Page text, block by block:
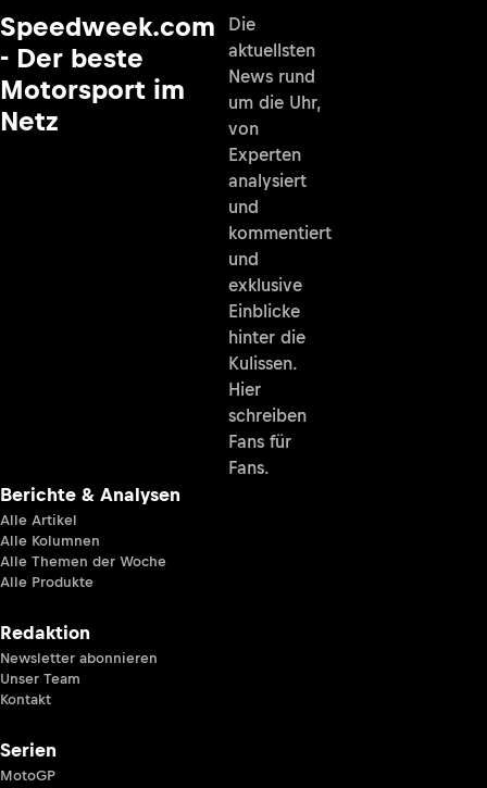
Speedweek.com
- Der beste
Motorsport im
Netz
Die
aktuellsten
News rund
um die Uhr,
von
Experten
analysiert
und
kommentiert
und
exklusive
Einblicke
hinter die
Kulissen.
Hier
schreiben
Fans für
Fans.
Berichte & Analysen
Alle Artikel
Alle Kolumnen
Alle Themen der Woche
Alle Produkte
Redaktion
Newsletter abonnieren
Unser Team
Kontakt
Serien
MotoGP